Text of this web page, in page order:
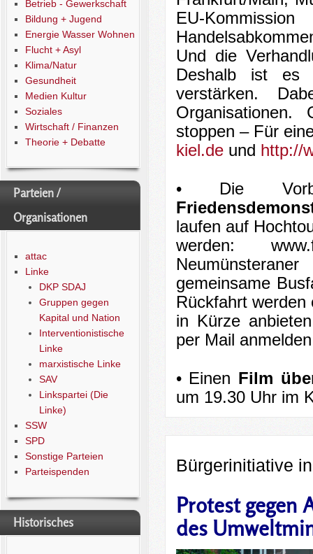
Betrieb - Gewerkschaft
Bildung + Jugend
Energie Wasser Wohnen
Flucht + Asyl
Klima/Natur
Gesundheit
Medien Kultur
Soziales
Wirtschaft / Finanzen
Theorie + Debatte
Parteien /
Organisationen
attac
Linke
DKP SDAJ
Gruppen gegen
Kapital und Nation
Interventionistische
Linke
marxistische Linke
SAV
Linkspartei (Die
Linke)
SSW
SPD
Sonstige Parteien
Parteispenden
Historisches
EU-
Und die
Deshalb ist es
verstärken.
stoppen – Für
kiel.deund http://
• Die
laufen auf
werden:
gemeinsame
Rückfahrt
in Kürze
per Mail
• Einen Film
um 19.30 Uhr im
Bürgerinitiative
Protest gegen
des